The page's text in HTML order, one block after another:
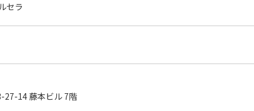
セラ
27-14 藤本ビル 7階